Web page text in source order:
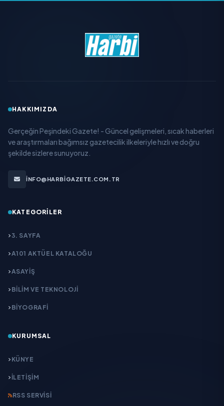
HAKKIMIZDA
Gerçeğin Peşindeki Gazete! - Güncel gelişmeleri, sıcak haberleri
ve araştırmaları bağımsız gazetecilik ilkeleriyle hızlı ve doğru
şekilde sizlere sunuyoruz.
INFO@HARBIGAZETE.COM.TR
KATEGORILER
3. SAYFA
A101 AKTÜEL KATALOĞU
ASAYİŞ
BİLİM VE TEKNOLOJİ
BİYOGRAFİ
KURUMSAL
KÜNYE
İLETIŞIM
RSS SERVISI